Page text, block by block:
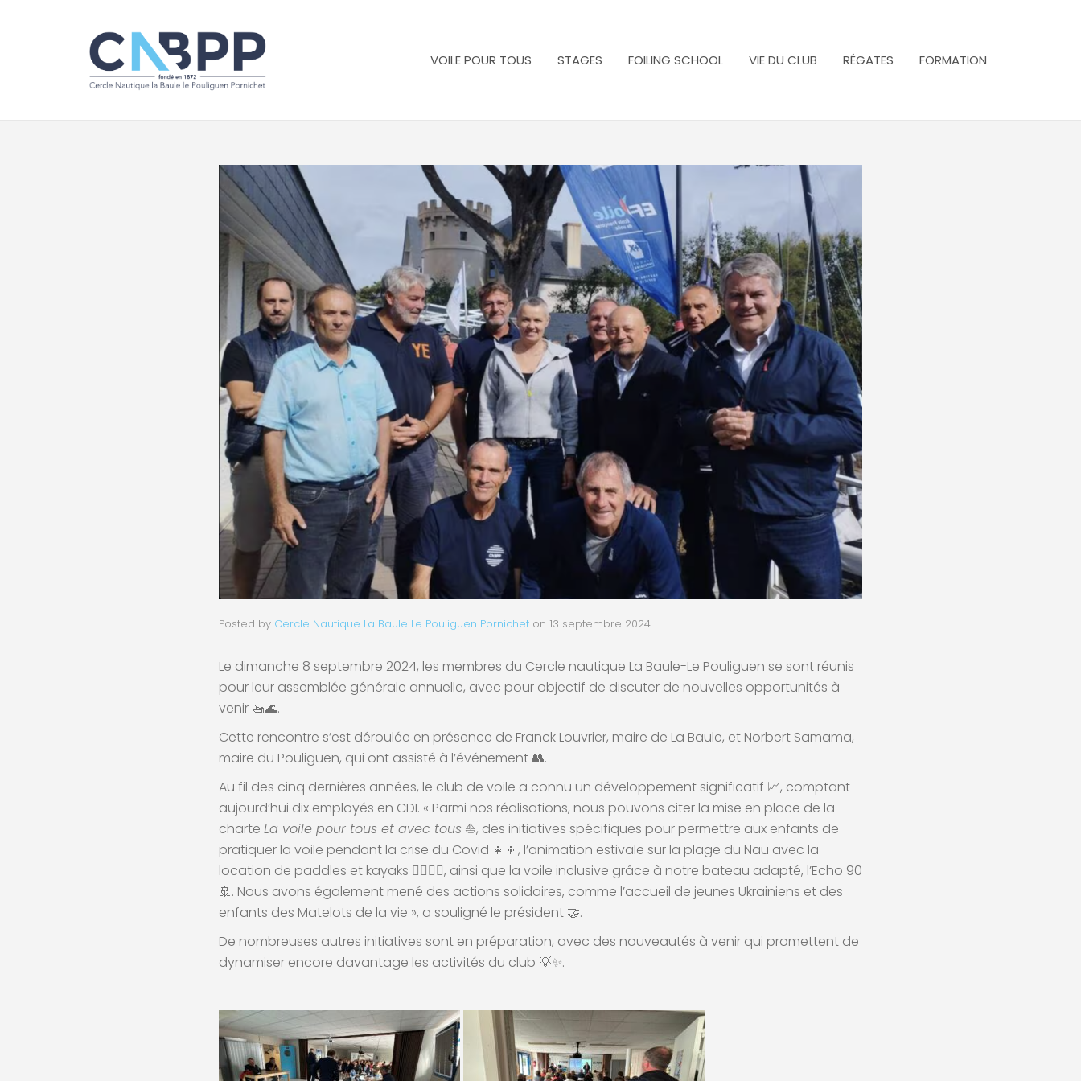
VOILE POUR TOUS STAGES FOILING SCHOOL VIE DU CLUB RÉGATES FORMATION
Posted by Cercle Nautique La Baule Le Pouliguen Pornichet on 13 septembre 2024
Le dimanche 8 septembre 2024, les membres du Cercle nautique La Baule-Le Pouliguen se sont réunis
pour leur assemblée générale annuelle, avec pour objectif de discuter de nouvelles opportunités à
venir 🚤🌊.
Cette rencontre s’est déroulée en présence de Franck Louvrier, maire de La Baule, et Norbert Samama,
maire du Pouliguen, qui ont assisté à l’événement 👥.
Au fil des cinq dernières années, le club de voile a connu un développement significatif 📈, comptant
aujourd’hui dix employés en CDI. « Parmi nos réalisations, nous pouvons citer la mise en place de la
charte La voile pour tous et avec tous ⛵, des initiatives spécifiques pour permettre aux enfants de
pratiquer la voile pendant la crise du Covid 👧👦, l’animation estivale sur la plage du Nau avec la
location de paddles et kayaks 🏄‍♂️🚣‍♀️, ainsi que la voile inclusive grâce à notre bateau adapté, l’Echo 90
🚢. Nous avons également mené des actions solidaires, comme l’accueil de jeunes Ukrainiens et des
enfants des Matelots de la vie », a souligné le président 🤝.
De nombreuses autres initiatives sont en préparation, avec des nouveautés à venir qui promettent de
dynamiser encore davantage les activités du club 💡✨.